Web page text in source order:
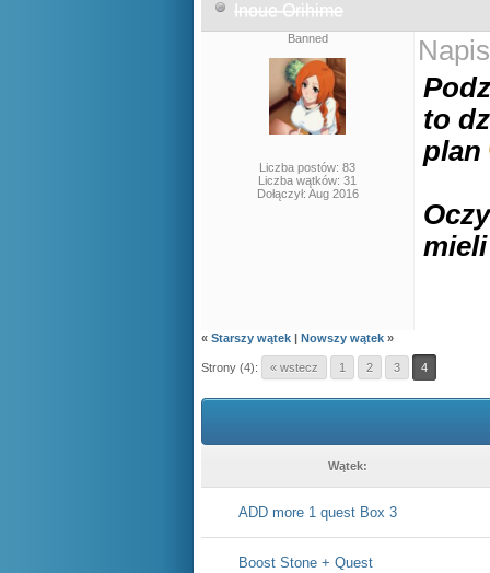
Inoue Orihime
Banned
Liczba postów: 83
Liczba wątków: 31
Dołączył: Aug 2016
to
plan
« Starszy wątek | Nowszy wątek »
Strony (4): « wstecz 1 2 3 4
Wątek:
ADD more 1 quest Box 3
Boost Stone + Quest